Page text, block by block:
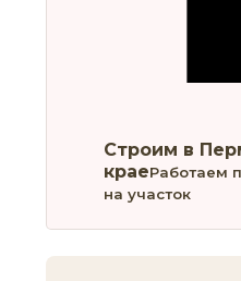
Строим в
краеРаботаем
на участок